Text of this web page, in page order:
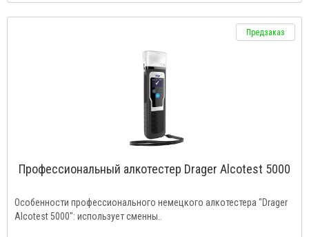
Предзаказ
Профессиональный алкотестер Drаger Alcotest 5000
Особенности профессионального немецкого алкотестера "Drager
Alcotest 5000": использует сменны..